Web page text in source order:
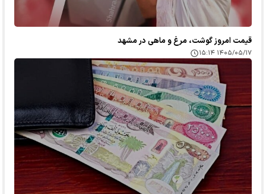
قیمت امروز گوشت، مرغ و ماهی در مشهد
۱۴۰۵/۰۵/۱۷ ۱۵:۱۴